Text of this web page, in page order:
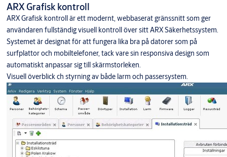
ARX Grafisk kontroll
ARX Grafisk kontroll är ett modernt, webbaserat gränssnitt som ger
användaren fullständig visuell kontroll över sitt ARX Säkerhetssystem.
Systemet är designat för att fungera lika bra på datorer som på
surfplattor och mobiltelefoner, tack vare sin responsiva design som
automatiskt anpassar sig till skärmstorleken.
Visuell överblick ch styrning av både larm och passersystem.